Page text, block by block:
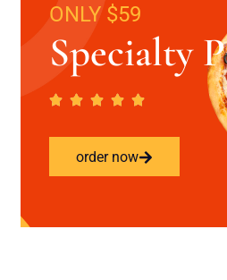
ONLY $59
Specialty
order now